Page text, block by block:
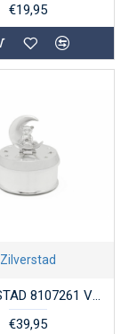
€19,95
Zilverstad
ZILVERSTAD 8107261 VERZILVERD MUZIEKDOOSJE BEER EN MAAN
€39,95